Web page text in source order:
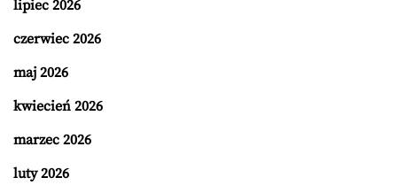
lipiec 2026
czerwiec 2026
maj 2026
kwiecień 2026
marzec 2026
luty 2026